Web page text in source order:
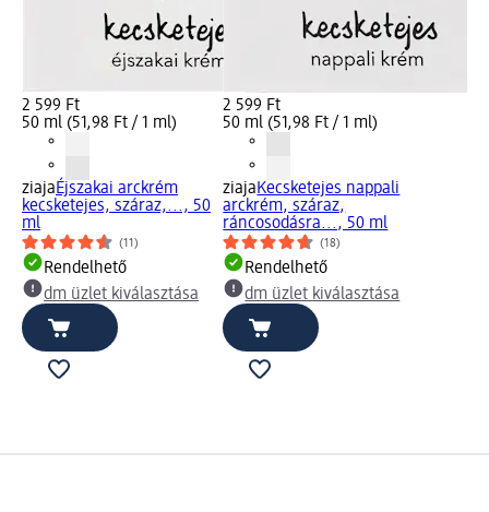
2 599 Ft
50 ml (51,98 Ft / 1 ml)
ziajaÉjszakai arckrém
kecsketejes, száraz,..., 50
ml
(11)
Rendelhető
dm üzlet kiválasztása
2 599 Ft
50 ml (51,98 Ft / 1 ml)
ziajaKecsketejes nappali
arckrém, száraz,
ráncosodásra..., 50 ml
(18)
Rendelhető
dm üzlet kiválasztása